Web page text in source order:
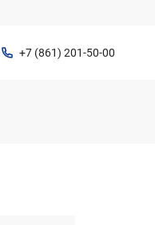
+7 (861) 201-50-00